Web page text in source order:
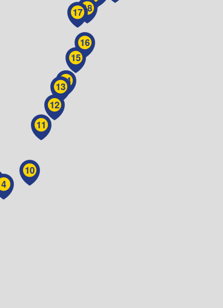
4
10
11
12
1314
15
16
1718